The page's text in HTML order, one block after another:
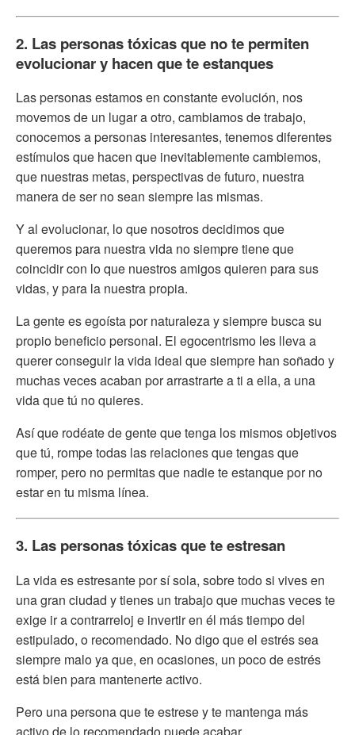
2. Las personas tóxicas que no te permiten
evolucionar y hacen que te estanques
Las personas estamos en constante evolución, nos
movemos de un lugar a otro, cambiamos de trabajo,
conocemos a personas interesantes, tenemos diferentes
estímulos que hacen que inevitablemente cambiemos,
que nuestras metas, perspectivas de futuro, nuestra
manera de ser no sean siempre las mismas.
Y al evolucionar, lo que nosotros decidimos que
queremos para nuestra vida no siempre tiene que
coincidir con lo que nuestros amigos quieren para sus
vidas, y para la nuestra propia.
La gente es egoísta por naturaleza y siempre busca su
propio beneficio personal. El egocentrismo les lleva a
querer conseguir la vida ideal que siempre han soñado y
muchas veces acaban por arrastrarte a ti a ella, a una
vida que tú no quieres.
Así que rodéate de gente que tenga los mismos objetivos
que tú, rompe todas las relaciones que tengas que
romper, pero no permitas que nadie te estanque por no
estar en tu misma línea.
3. Las personas tóxicas que te estresan
La vida es estresante por sí sola, sobre todo si vives en
una gran ciudad y tienes un trabajo que muchas veces te
exige ir a contrarreloj e invertir en él más tiempo del
estipulado, o recomendado. No digo que el estrés sea
siempre malo ya que, en ocasiones, un poco de estrés
está bien para mantenerte activo.
Pero una persona que te estrese y te mantenga más